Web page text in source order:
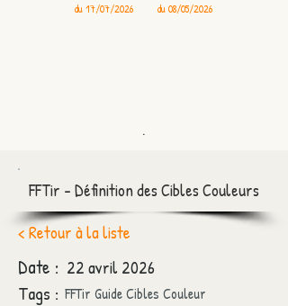
du 17/07/2026 du 08/05/2026
.
FFTir - Définition des Cibles Couleurs
< Retour à la liste
Date : 22 avril 2026
Tags : FFTir Guide Cibles Couleur